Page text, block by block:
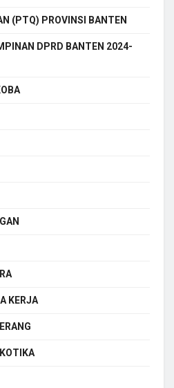
(PTQ) PROVINSI BANTEN
DPRD BANTEN 2024-
KERJA